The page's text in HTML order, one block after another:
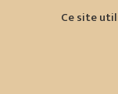
Ce site